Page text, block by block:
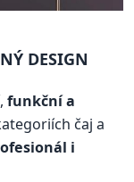
DESIGN
funkční a
čaj a
i